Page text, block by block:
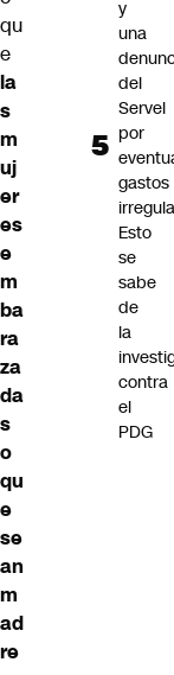
qu
e
la
s
m
uj
er
es
e
m
ba
ra
za
da
s
o
qu
e
se
an
m
ad
re
y
una
del
Servel
por
gastos
Esto
se
sabe
de
la
contra
el
PDG